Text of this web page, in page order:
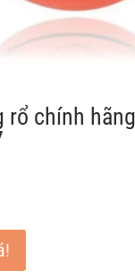
rổ chính